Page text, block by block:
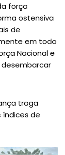
força
ostensiva
de
em todo
Nacional e
desembarcar
traga
índices de